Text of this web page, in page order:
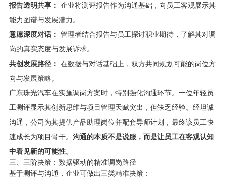
报告透明共享： 企业将测评报告作为沟通基础，向员工客观展示其
能力图谱与发展潜力。
意愿深度对话： 管理者结合报告与员工探讨职业期待，了解其对调
岗的真实态度与发展诉求。
共创发展路径： 在数据与对话基础上，双方共同规划可能的岗位方
向与发展策略。
广东珠光汽车在实施调岗方案时，特别强化沟通环节。一位年轻员
工测评显示其创新思维与项目管理天赋突出，但缺乏经验。经坦诚
沟通，公司为其提供产品助理岗位并配套导师计划，最终该员工快
速成长为项目骨干。 沟通的本质不是说服，而是让员工在客观认知
中看见新的可能性。
三、三阶决策：数据驱动的精准调岗路径
基于测评与沟通，企业可做出三类精准决策：